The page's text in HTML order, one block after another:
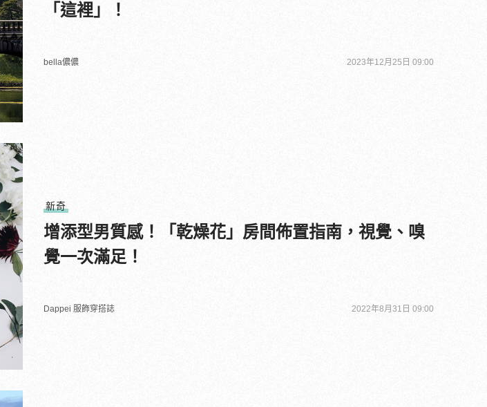
「這裡」！
bella儂儂 2023年12月25日 09:00
新奇
增添型男質感！「乾燥花」房間佈置指南，視覺、嗅
覺一次滿足！
Dappei 服飾穿搭誌 2022年8月31日 09:00